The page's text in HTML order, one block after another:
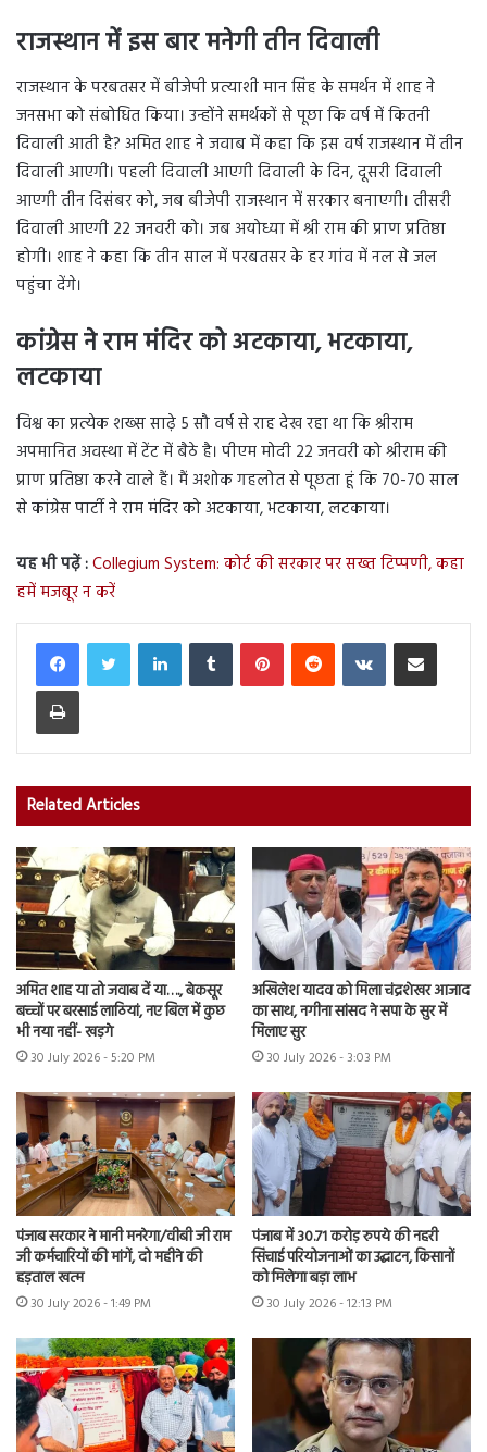
राजस्थान में इस बार मनेगी तीन दिवाली
राजस्थान के परबतसर में बीजेपी प्रत्याशी मान सिंह के समर्थन में शाह ने
जनसभा को संबोधित किया। उन्होंने समर्थकों से पूछा कि वर्ष में कितनी
दिवाली आती है? अमित शाह ने जवाब में कहा कि इस वर्ष राजस्थान में तीन
दिवाली आएगी। पहली दिवाली आएगी दिवाली के दिन, दूसरी दिवाली
आएगी तीन दिसंबर को, जब बीजेपी राजस्थान में सरकार बनाएगी। तीसरी
दिवाली आएगी 22 जनवरी को। जब अयोध्या में श्री राम की प्राण प्रतिष्ठा
होगी। शाह ने कहा कि तीन साल में परबतसर के हर गांव में नल से जल
पहुंचा देंगे।
कांग्रेस ने राम मंदिर को अटकाया, भटकाया,
लटकाया
विश्व का प्रत्येक शख्स साढ़े 5 सौ वर्ष से राह देख रहा था कि श्रीराम
अपमानित अवस्था में टेंट में बैठे है। पीएम मोदी 22 जनवरी को श्रीराम की
प्राण प्रतिष्ठा करने वाले हैं। मैं अशोक गहलोत से पूछता हूं कि 70-70 साल
से कांग्रेस पार्टी ने राम मंदिर को अटकाया, भटकाया, लटकाया।
यह भी पढ़ें :Collegium System: कोर्ट की सरकार पर सख्त टिप्पणी, कहा
हमें मजबूर न करें
LinkedInTumblr PinterestReddit VKontakteShare via Email
Print
Related Articles
अमित शाह या तो जवाब दें या…., बेकसूर
बच्चों पर बरसाई लाठियां, नए बिल में कुछ
भी नया नहीं- खड़गे
30 July 2026 - 5:20 PM
अखिलेश यादव को मिला चंद्रशेखर आजाद
का साथ, नगीना सांसद ने सपा के सुर में
मिलाए सुर
30 July 2026 - 3:03 PM
पंजाब सरकार ने मानी मनरेगा/वीबी जी राम
जी कर्मचारियों की मांगें, दो महीने की
हड़ताल खत्म
30 July 2026 - 1:49 PM
पंजाब में 30.71 करोड़ रुपये की नहरी
सिंचाई परियोजनाओं का उद्घाटन, किसानों
को मिलेगा बड़ा लाभ
30 July 2026 - 12:13 PM